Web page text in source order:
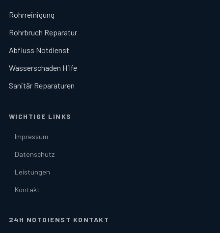
Rohrreinigung
Rohrbruch Reparatur
Abfluss Notdienst
Wasserschaden Hilfe
Sanitär Reparaturen
WICHTIGE LINKS
Impressum
Datenschutz
Leistungen
Kontakt
24H NOTDIENST KONTAKT